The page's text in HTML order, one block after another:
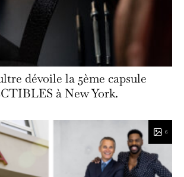
dévoile la 5ème capsule
à New York.
6